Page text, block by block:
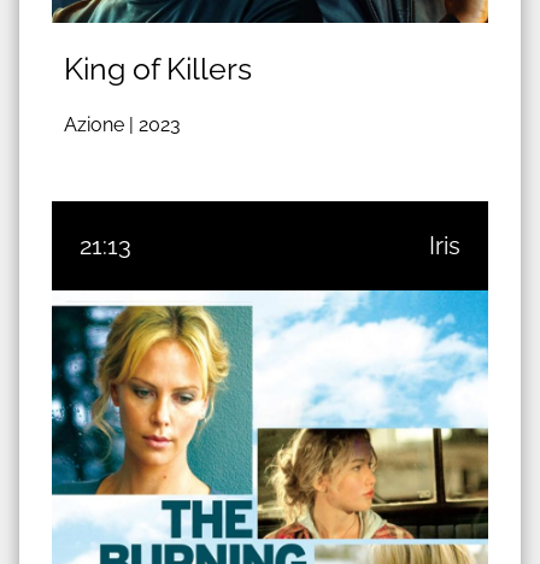
King of Killers
Azione | 2023
21:13 Iris